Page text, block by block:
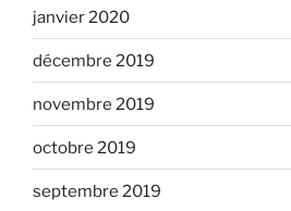
janvier 2020
décembre 2019
novembre 2019
octobre 2019
septembre 2019